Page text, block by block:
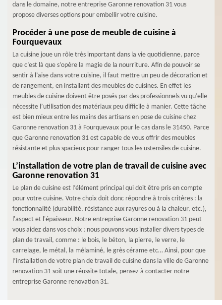
dans le domaine, notre entreprise Garonne renovation 31 vous
propose diverses options pour embellir votre cuisine.
Procéder à une pose de meuble de cuisine à
Fourquevaux
La cuisine joue un rôle très important dans la vie quotidienne, parce
que c’est là que s’opère la magie de la nourriture. Afin de pouvoir se
sentir à l’aise dans votre cuisine, il faut mettre un peu de décoration et
de rangement, en installant des meubles de cuisines. En effet les
meubles de cuisine doivent être posés par des professionnels vu qu’elle
nécessite l’utilisation des matériaux peu difficile à manier. Cette tâche
est bien mieux entre les mains des artisans en pose de cuisine chez
Garonne renovation 31 à Fourquevaux pour le cas dans le 31450. Parce
que Garonne renovation 31 est capable de vous offrir des meubles
résistante et plus spacieux pour ranger tous les ustensiles de cuisine.
L’installation de votre plan de travail de cuisine avec
Garonne renovation 31
Le plan de cuisine est l’élément principal qui doit être pris en compte
pour votre cuisine. Votre choix doit donc répondre à trois critères : la
fonctionnalité (durabilité, résistance aux rayures ou à la chaleur, etc.),
l'aspect et l'épaisseur. Notre entreprise Garonne renovation 31 peut
vous aidez dans vos choix ; nous pouvons vous installer divers types de
plan de travail, comme : le bois, le béton, la pierre, le verre, le
carrelage, le métal, la mélaminé, le grès cérame etc… Ainsi, pour que
l’installation de votre plan de travail de cuisine dans la ville de Garonne
renovation 31 soit une réussite totale, pensez à contacter notre
entreprise Garonne renovation 31.